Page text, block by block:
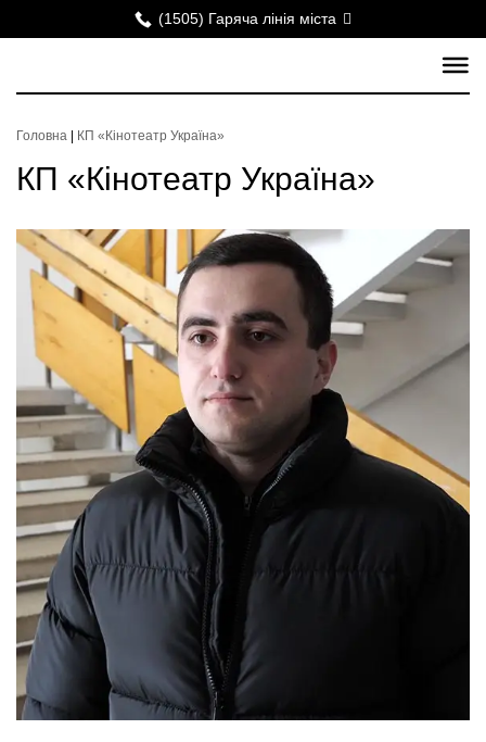
(1505) Гаряча лінія міста
Головна КП «Кінотеатр Україна»
КП «Кінотеатр Україна»